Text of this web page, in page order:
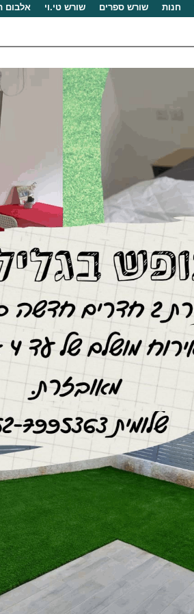
חנות שורש ספרים שורש טי.וי אלבום